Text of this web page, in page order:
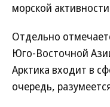
морской
Отдельно
Юго-Восточной
Арктика входит в
очередь,